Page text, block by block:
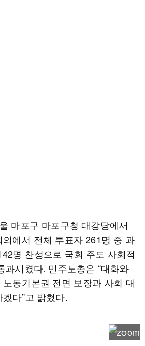
마포구 마포구청 대강당에서
에서 전체 투표자 261명 중 과
명 찬성으로 국회 주도 사회적
과시켰다. 민주노총은 “대화와
동기본권 전면 보장과 사회 대
다”고 밝혔다.